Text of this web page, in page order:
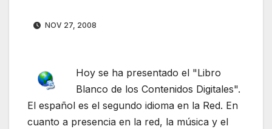
NOV 27, 2008
Hoy se ha presentado el "Libro
Blanco de los Contenidos Digitales".
El español es el segundo idioma en la Red. En
cuanto a presencia en la red, la música y el